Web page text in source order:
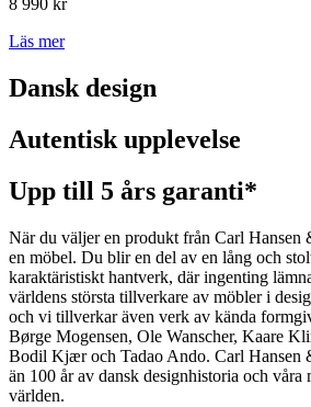
8 990 kr
Läs mer
Dansk design
Autentisk upplevelse
Upp till 5 års garanti*
När du väljer en produkt från Carl Hansen
en möbel. Du blir en del av en lång och
karaktäristiskt hantverk, där ingenting
världens största tillverkare av möbler i
och vi tillverkar även verk av kända
Børge Mogensen, Ole Wanscher, Kaare
Bodil Kjær och Tadao Ando. Carl Hansen
än 100 år av dansk designhistoria och våra
världen.